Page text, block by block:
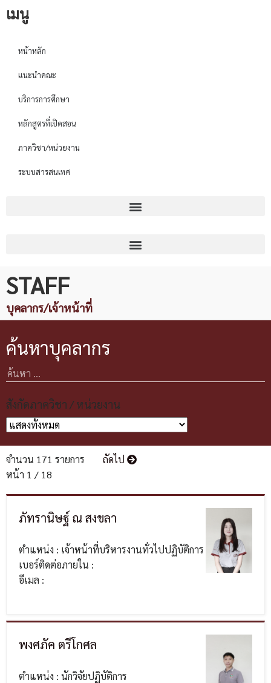
เมนู
หน้าหลัก
แนะนำคณะ
บริการการศึกษา
หลักสูตรที่เปิดสอน
ภาควิชา/หน่วยงาน
ระบบสารสนเทศ
STAFF
บุคลากร/เจ้าหน้าที่
ค้นหาบุคลากร
สังกัดภาควิชา / หน่วยงาน
จำนวน 171 รายการ
หน้า 1 / 18
ถัดไป
ภัทรานิษฐ์ ณ สงขลา
ตำแหน่ง : เจ้าหน้าที่บริหารงานทั่วไปปฏิบัติการ
เบอร์ติดต่อภายใน :
อีเมล :
พงศภัค ตรีโกศล
ตำแหน่ง : นักวิจัยปฏิบัติการ